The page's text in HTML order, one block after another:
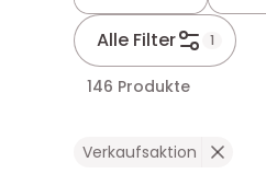
Alle Filter 1
146 Produkte
Verkaufsaktion